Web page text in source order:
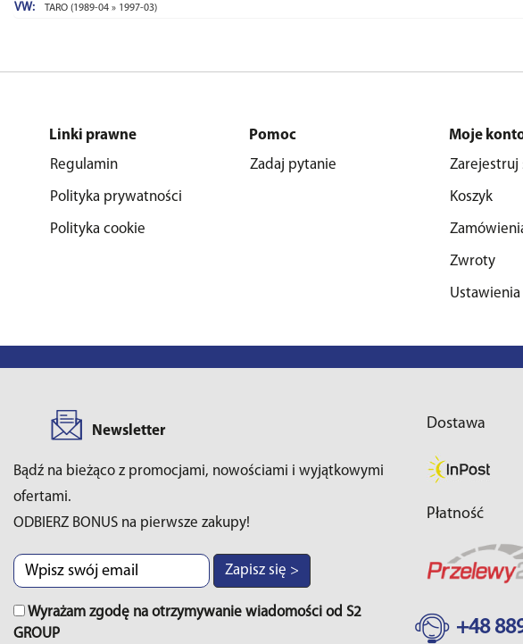
VW: TARO (1989-04 » 1997-03)
Linki prawne
Regulamin
Polityka prywatności
Polityka cookie
Pomoc
Zadaj pytanie
Moje
Zarejestruj
Koszyk
Zwroty
Newsletter
Bądź na bieżąco z promocjami, nowościami i wyjątkowymi
ofertami.
ODBIERZ BONUS na pierwsze zakupy!
Zapisz się >
Wyrażam zgodę na otrzymywanie wiadomości od S2
GROUP
Dostawa
Płatność
+48